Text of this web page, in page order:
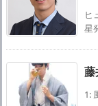
ヒ
星
藤
1: